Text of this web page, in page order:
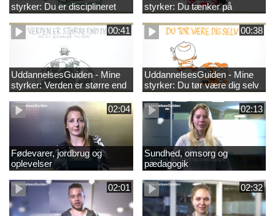
styrker: Du er disciplineret
styrker: Du tænker på
fællesskabet
00:41
UddannelsesGuiden - Mine
styrker: Verden er større end
dig og du bidrager til den
00:38
UddannelsesGuiden - Mine
styrker: Du tør være dig selv
02:04
Fødevarer, jordbrug og
oplevelser
02:13
Sundhed, omsorg og
pædagogik
02:01 02:32